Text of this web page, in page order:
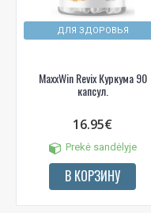
ДЛЯ ЗДОРОВЬЯ
MaxxWin Revix Куркума 90
капсул.
16.95€
Prekė sandėlyje
В КОРЗИНУ